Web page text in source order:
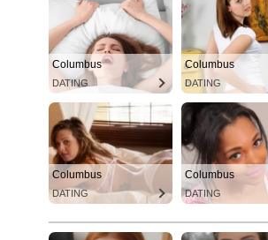
Columbus
DATING
Columbus
DATING
Columbus
DATING
Columbus
DATING